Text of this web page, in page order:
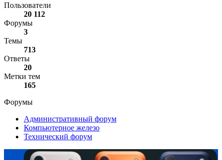
Пользователи
20 112
Форумы
3
Темы
713
Ответы
20
Метки тем
165
Форумы
Административный форум
Компьютерное железо
Технический форум